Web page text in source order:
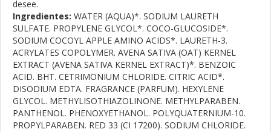
desee.
Ingredientes: WATER (AQUA)*. SODIUM LAURETH
SULFATE. PROPYLENE GLYCOL*. COCO-GLUCOSIDE*.
SODIUM COCOYL APPLE AMINO ACIDS*. LAURETH-3.
ACRYLATES COPOLYMER. AVENA SATIVA (OAT) KERNEL
EXTRACT (AVENA SATIVA KERNEL EXTRACT)*. BENZOIC
ACID. BHT. CETRIMONIUM CHLORIDE. CITRIC ACID*.
DISODIUM EDTA. FRAGRANCE (PARFUM). HEXYLENE
GLYCOL. METHYLISOTHIAZOLINONE. METHYLPARABEN.
PANTHENOL. PHENOXYETHANOL. POLYQUATERNIUM-10.
PROPYLPARABEN. RED 33 (CI 17200). SODIUM CHLORIDE.